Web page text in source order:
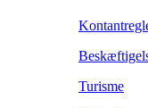
Turisme